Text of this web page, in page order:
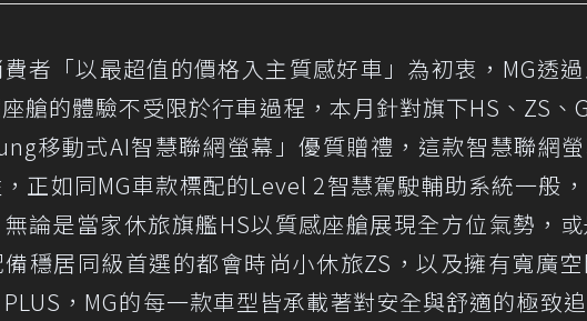
者「以最超值的價格入主質感好車」為初衷，MG透
艙的體驗不受限於行車過程，本月針對旗下HS、ZS、
移動式AI智慧聯網螢幕」優質贈禮，這款智慧聯網
正如同MG車款標配的Level 2智慧駕駛輔助系統一般
論是當家休旅旗艦HS以質感座艙展現全方位氣勢，
穩居同級首選的都會時尚小休旅ZS，以及擁有寬廣
，MG的每一款車型皆承載著對安全與舒適的極致